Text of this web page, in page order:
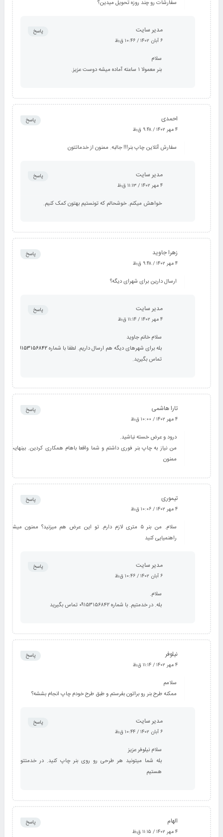
سفارشات رو چند روزه تحویل میدین؟
مدیر سایت
۶ آبان ۱۴۰۲ / ۱۰:۴۶ ق٫ظ
پاسخ
سلام
بنر معمولا ۱ ساعته آماده میشه دوست عزیز.
احمدی
۴ مهر ۱۴۰۲ / ۹:۴۸ ق٫ظ
پاسخ
سفارش آنلاین چاپ بنر!!! جالبه. ممنون از خدماتتون
مدیر سایت
۴ مهر ۱۴۰۲ / ۱۱:۱۳ ق٫ظ
پاسخ
خواهش میکنم. خوشحالم که تونستیم بهتون کمک کنیم.
زهرا جاوید
۴ مهر ۱۴۰۲ / ۹:۴۸ ق٫ظ
پاسخ
ارسال دارین برای شهرای دیگه؟
مدیر سایت
۴ مهر ۱۴۰۲ / ۱۱:۱۴ ق٫ظ
پاسخ
سلام خانم جاوید
بله برای شهرهای دیگه هم ارسال داریم. لطفا با شماره۰۹۱۵۳۱۵۶۸۴۲
تماس بگیرید.
تارا هاشمی
۴ مهر ۱۴۰۲ / ۱۰:۰۰ ق٫ظ
پاسخ
درود و عرض خسته نباشید.
من نیاز به چاپ بنر فوری داشتم و شما واقعا باهام همکاری کردین. بینهایت
ممنون
تیموری
۴ مهر ۱۴۰۲ / ۱۰:۰۶ ق٫ظ
پاسخ
سلام. من بنر ۵ متری لازم دارم. تو این عرض هم میزنید؟ ممنون میشم
راهنمیایی کنید
مدیر سایت
۶ آبان ۱۴۰۲ / ۱۰:۴۶ ق٫ظ
پاسخ
سلام.
بله. در خدمتیم. با شماره ۰۹۱۵۳۱۵۶۸۴۲ تماس بگیرید
نیلوفر
۴ مهر ۱۴۰۲ / ۱۱:۱۴ ق٫ظ
پاسخ
سلامم
ممکنه طرح بنر رو براتون بفرستم و طبق طرح خودم چاپ انجام بششه؟
مدیر سایت
۶ آبان ۱۴۰۲ / ۱۰:۴۴ ق٫ظ
پاسخ
سلام نیلوفر عزیز
بله شما میتونید هر طرحی رو روی بنر چاپ کنید. در خدمتتون
هستیم
الهام
۴ مهر ۱۴۰۲ / ۱۱:۱۵ ق٫ظ
پاسخ